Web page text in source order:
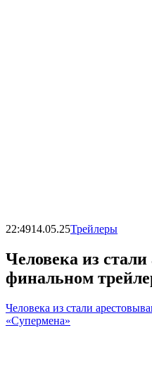
22:4914.05.25Трейлеры
Человека из
финальном
Человека из стали
«Супермена»